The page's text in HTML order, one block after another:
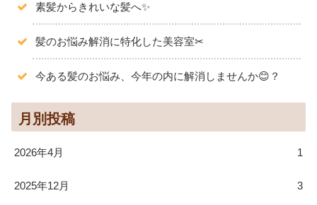
素髪からきれいな髪へ✨
髪のお悩み解消に特化した美容室✂
今ある髪のお悩み、今年の内に解消しませんか😊？
月別投稿
2026年4月 1
2025年12月 3